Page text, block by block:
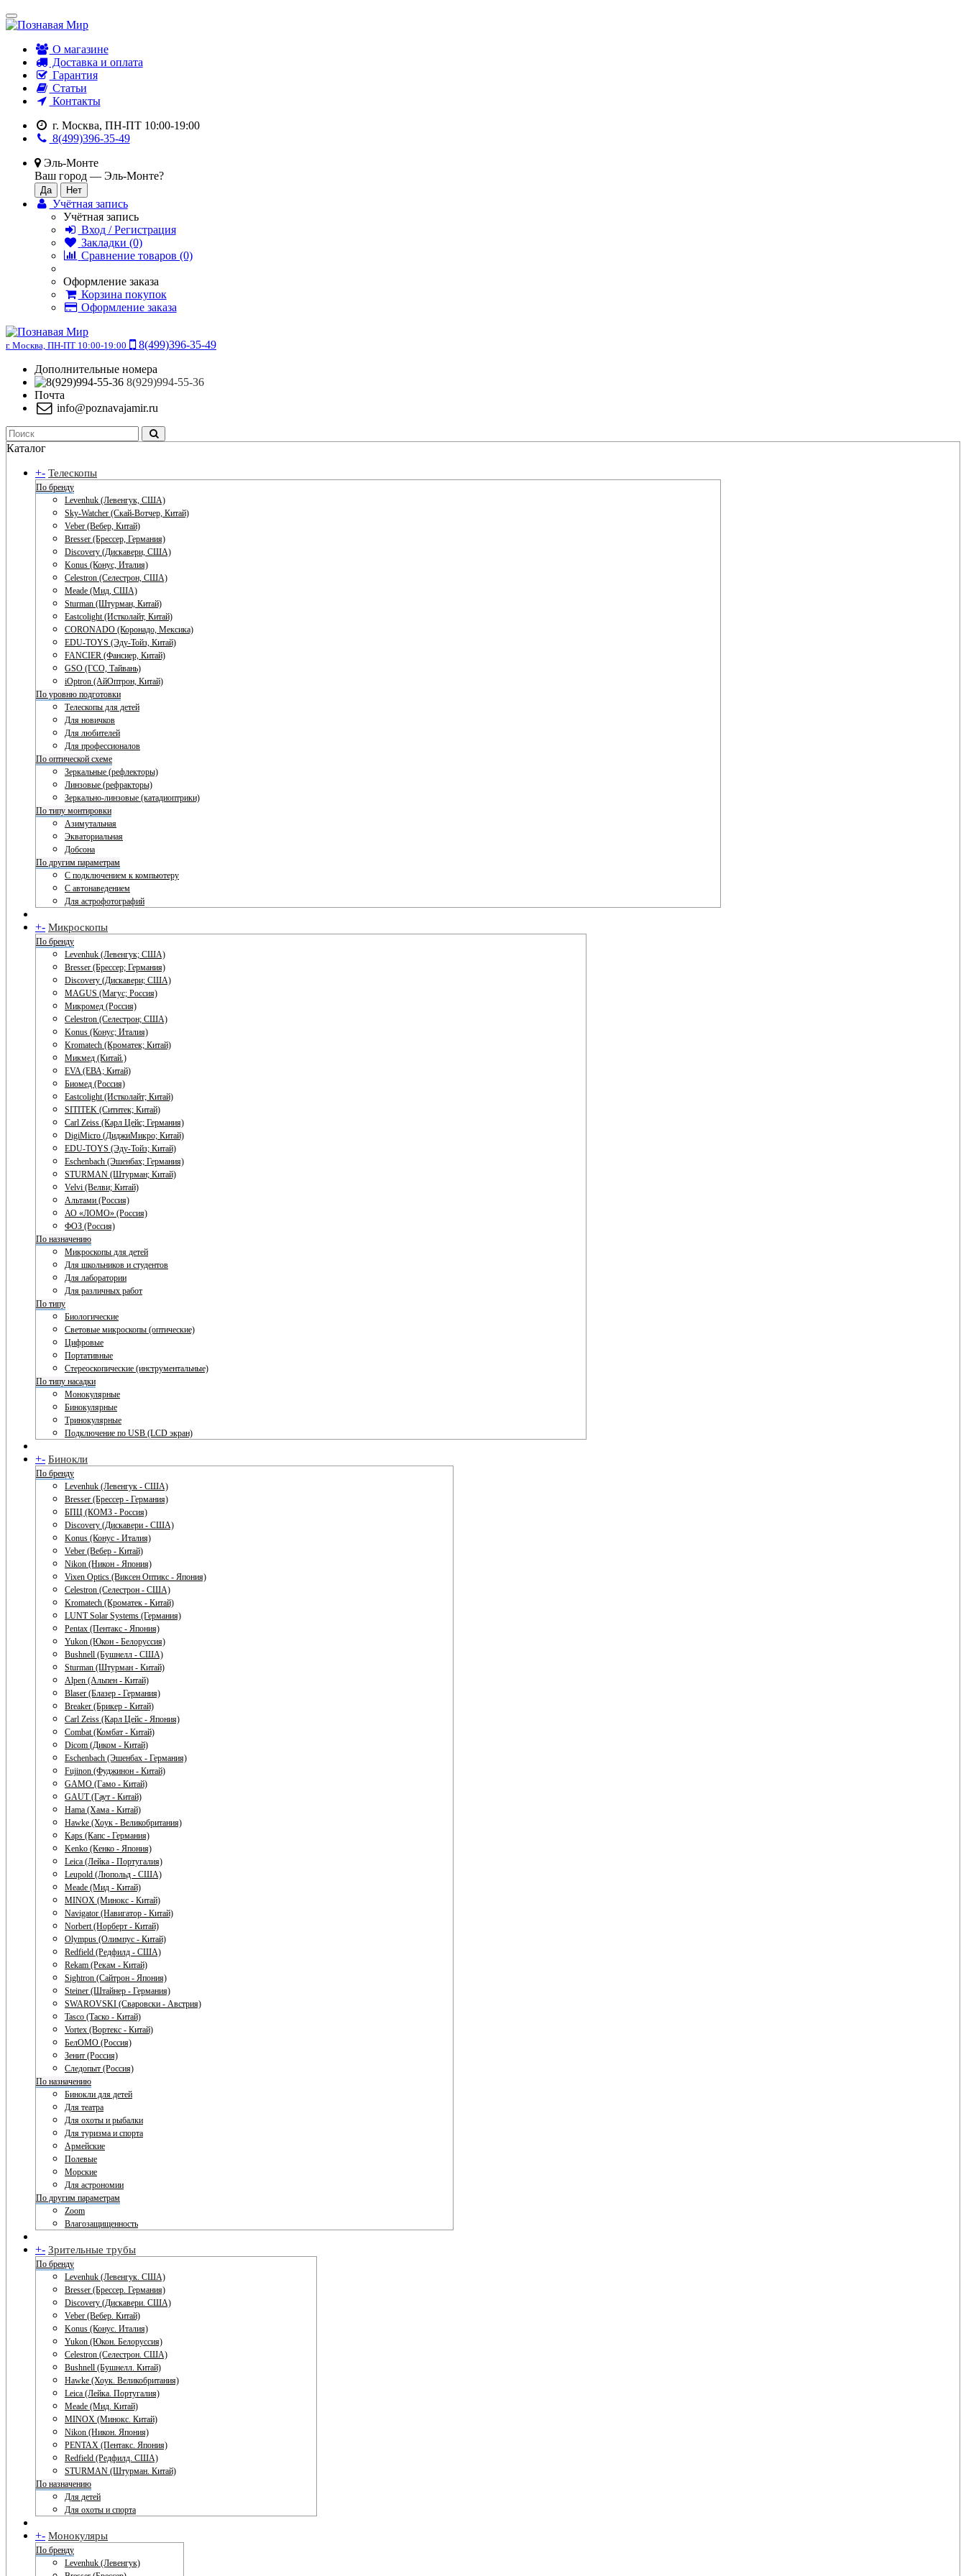
О магазине
Доставка и оплата
Гарантия
Статьи
Контакты
г. Москва, ПН-ПТ 10:00-19:00
8(499)396-35-49
Эль-Монте
Ваш город — Эль-Монте?
Учётная запись
Учётная запись
Вход / Регистрация
Закладки (0)
Сравнение товаров (0)
Оформление заказа
Корзина покупок
Оформление заказа
г. Москва, ПН-ПТ 10:00-19:00
8(499)396-35-49
Дополнительные номера
8(929)994-55-36
Почта
info@poznavajamir.ru
Каталог
+- Телескопы
По бренду
Levenhuk (Левенгук, США)
Sky-Watcher (Скай-Вотчер, Китай)
Veber (Вебер, Китай)
Bresser (Брессер, Германия)
Discovery (Дискавери, США)
Konus (Конус, Италия)
Celestron (Селестрон, США)
Meade (Мид, США)
Sturman (Штурман, Китай)
Eastcolight (Истколайт, Китай)
CORONADO (Коронадо, Мексика)
EDU-TOYS (Эду-Тойз, Китай)
FANCIER (Фансиер, Китай)
GSO (ГСО, Тайвань)
iOptron (АйОптрон, Китай)
По уровню подготовки
Телескопы для детей
Для новичков
Для любителей
Для профессионалов
По оптической схеме
Зеркальные (рефлекторы)
Линзовые (рефракторы)
Зеркально-линзовые (катадиоптрики)
По типу монтировки
Азимутальная
Экваториальная
Добсона
По другим параметрам
С подключением к компьютеру
С автонаведением
Для астрофотографий
+- Микроскопы
По бренду
Levenhuk (Левенгук; США)
Bresser (Брессер; Германия)
Discovery (Дискавери; США)
MAGUS (Магус; Россия)
Микромед (Россия)
Celestron (Селестрон; США)
Konus (Конус; Италия)
Kromatech (Кроматек; Китай)
Микмед (Китай.)
EVA (ЕВА; Китай)
Биомед (Россия)
Eastcolight (Истколайт; Китай)
SITITEK (Сититек; Китай)
Carl Zeiss (Карл Цейс; Германия)
DigiMicro (ДиджиМикро; Китай)
EDU-TOYS (Эду-Тойз; Китай)
Eschenbach (Эшенбах; Германия)
STURMAN (Штурман; Китай)
Velvi (Велви; Китай)
Альтами (Россия)
АО «ЛОМО» (Россия)
ФОЗ (Россия)
По назначению
Микроскопы для детей
Для школьников и студентов
Для лаборатории
Для различных работ
По типу
Биологические
Световые микроскопы (оптические)
Цифровые
Портативные
Стереоскопические (инструментальные)
По типу насадки
Монокулярные
Бинокулярные
Тринокулярные
Подключение по USB (LCD экран)
+- Бинокли
По бренду
Levenhuk (Левенгук - США)
Bresser (Брессер - Германия)
БПЦ (КОМЗ - Россия)
Discovery (Дискавери - США)
Konus (Конус - Италия)
Veber (Вебер - Китай)
Nikon (Никон - Япония)
Vixen Optics (Виксен Оптикс - Япония)
Celestron (Селестрон - США)
Kromatech (Кроматек - Китай)
LUNT Solar Systems (Германия)
Pentax (Пентакс - Япония)
Yukon (Юкон - Белоруссия)
Bushnell (Бушнелл - США)
Sturman (Штурман - Китай)
Alpen (Альпен - Китай)
Blaser (Блазер - Германия)
Breaker (Брикер - Китай)
Carl Zeiss (Карл Цейс - Япония)
Combat (Комбат - Китай)
Dicom (Диком - Китай)
Eschenbach (Эшенбах - Германия)
Fujinon (Фуджинон - Китай)
GAMO (Гамо - Китай)
GAUT (Гаут - Китай)
Hama (Хама - Китай)
Hawke (Хоук - Великобритания)
Kaps (Капс - Германия)
Kenko (Кенко - Япония)
Leica (Лейка - Португалия)
Leupold (Люпольд - США)
Meade (Мид - Китай)
MINOX (Минокс - Китай)
Navigator (Навигатор - Китай)
Norbert (Норберт - Китай)
Olympus (Олимпус - Китай)
Redfield (Редфилд - США)
Rekam (Рекам - Китай)
Sightron (Сайтрон - Япония)
Steiner (Штайнер - Германия)
SWAROVSKI (Сваровски - Австрия)
Tasco (Таско - Китай)
Vortex (Вортекс - Китай)
БелОМО (Россия)
Зенит (Россия)
Следопыт (Россия)
По назначению
Бинокли для детей
Для театра
Для охоты и рыбалки
Для туризма и спорта
Армейские
Полевые
Морские
Для астрономии
По другим параметрам
Zoom
Влагозащищенность
+- Зрительные трубы
По бренду
Levenhuk (Левенгук. США)
Bresser (Брессер. Германия)
Discovery (Дискавери. США)
Veber (Вебер. Китай)
Konus (Конус. Италия)
Yukon (Юкон. Белоруссия)
Celestron (Селестрон. США)
Bushnell (Бушнелл. Китай)
Hawke (Хоук. Великобритания)
Leica (Лейка. Португалия)
Meade (Мид. Китай)
MINOX (Минокс. Китай)
Nikon (Никон. Япония)
PENTAX (Пентакс. Япония)
Redfield (Редфилд. США)
STURMAN (Штурман. Китай)
По назначению
Для детей
Для охоты и спорта
+- Монокуляры
По бренду
Levenhuk (Левенгук)